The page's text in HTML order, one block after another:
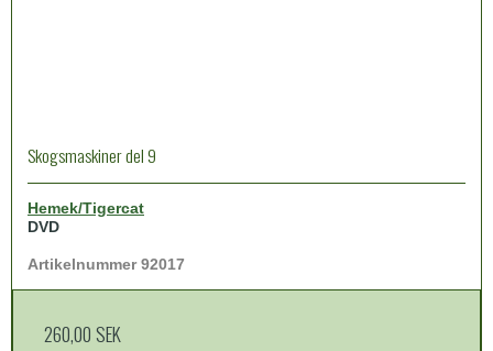
Skogsmaskiner del 9
Hemek/Tigercat
DVD
Artikelnummer 92017
260,00 SEK